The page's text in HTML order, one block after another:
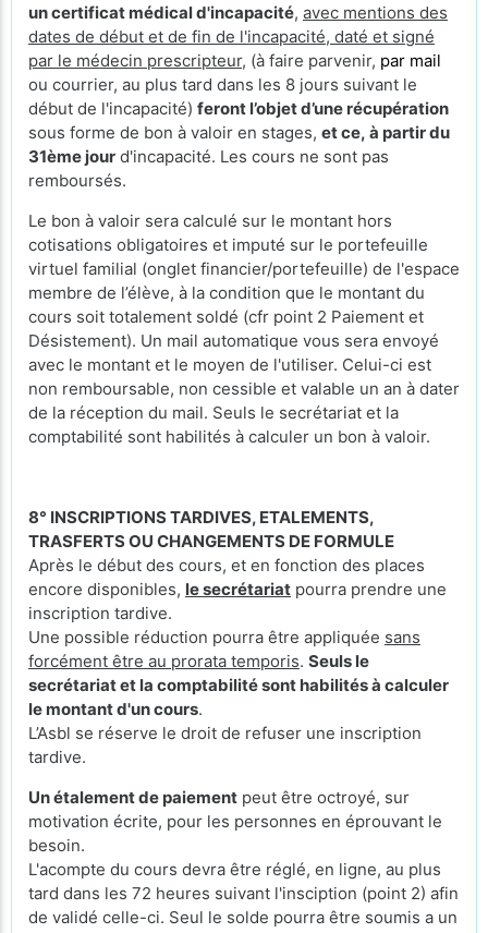
un certificat médical d'incapacité, avec mentions des
dates de début et de fin de l'incapacité, daté et signé
par le médecin prescripteur, (à faire parvenir, par mail
ou courrier, au plus tard dans les 8 jours suivant le
début de l'incapacité) feront l’objet d’une récupération
sous forme de bon à valoir en stages, et ce, à partir du
31ème jour d'incapacité. Les cours ne sont pas
remboursés.
Le bon à valoir sera calculé sur le montant hors
cotisations obligatoires et imputé sur le portefeuille
virtuel familial (onglet financier/portefeuille) de l'espace
membre de l’élève, à la condition que le montant du
cours soit totalement soldé (cfr point 2 Paiement et
Désistement). Un mail automatique vous sera envoyé
avec le montant et le moyen de l'utiliser. Celui-ci est
non remboursable, non cessible et valable un an à dater
de la réception du mail. Seuls le secrétariat et la
comptabilité sont habilités à calculer un bon à valoir.
8° INSCRIPTIONS TARDIVES, ETALEMENTS,
TRASFERTS OU CHANGEMENTS DE FORMULE
Après le début des cours, et en fonction des places
encore disponibles, le secrétariat pourra prendre une
inscription tardive.
Une possible réduction pourra être appliquée sans
forcément être au prorata temporis. Seuls le
secrétariat et la comptabilité sont habilités à calculer
le montant d'un cours.
L’Asbl se réserve le droit de refuser une inscription
tardive.
Un étalement de paiement peut être octroyé, sur
motivation écrite, pour les personnes en éprouvant le
besoin.
L'acompte du cours devra être réglé, en ligne, au plus
tard dans les 72 heures suivant l'insciption (point 2) afin
de validé celle-ci. Seul le solde pourra être soumis a un